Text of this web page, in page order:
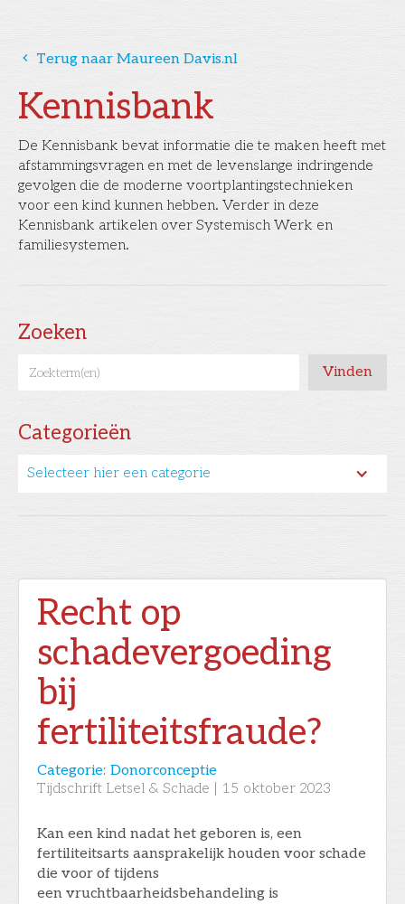
Kennisbank
De Kennisbank bevat informatie die te maken heeft met
afstammingsvragen en met de levenslange indringende
gevolgen die de moderne voortplantingstechnieken
voor een kind kunnen hebben. Verder in deze
Kennisbank artikelen over Systemisch Werk en
familiesystemen.
Zoeken
Categorieën
Selecteer hier een categorie
󰅁 Terug naar Maureen Davis.nl
Recht op
schadevergoeding
bij
fertiliteitsfraude?
Categorie: Donorconceptie
Tijdschrift Letsel & Schade
15 oktober 2023
Kan een kind nadat het geboren is, een
fertiliteitsarts aansprakelijk houden voor schade
die voor of tijdens
een vruchtbaarheidsbehandeling is